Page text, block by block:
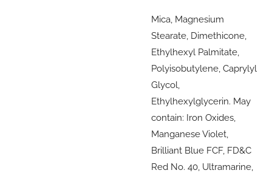
Mica, Magnesium
Stearate, Dimethicone,
Ethylhexyl Palmitate,
Polyisobutylene, Caprylyl
Glycol,
Ethylhexylglycerin. May
contain: Iron Oxides,
Manganese Violet,
Brilliant Blue FCF, FD&C
Red No. 40, Ultramarine,